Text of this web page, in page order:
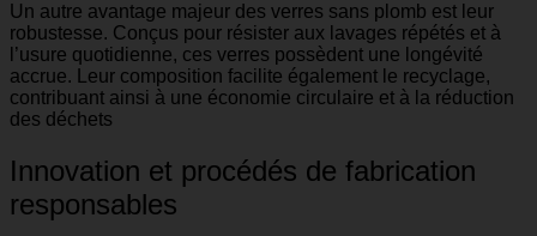
Un autre avantage majeur des verres sans plomb est leur
robustesse. Conçus pour résister aux lavages répétés et à
l’usure quotidienne, ces verres possèdent une longévité
accrue. Leur composition facilite également le recyclage,
contribuant ainsi à une économie circulaire et à la réduction
des déchets
Innovation et procédés de fabrication
responsables